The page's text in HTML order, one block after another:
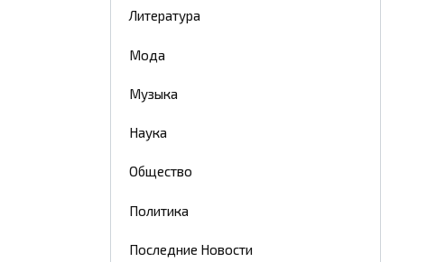
Литература
Мода
Музыка
Наука
Общество
Политика
Последние Новости